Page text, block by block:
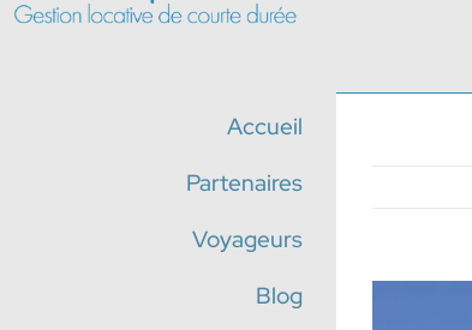
Accueil
Partenaires
Voyageurs
Blog